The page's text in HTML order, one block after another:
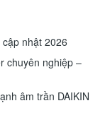
nhật 2026
chuyên nghiệp –
âm trần DAIKIN